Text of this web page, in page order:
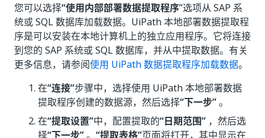
您可以选择“使用内部部署数据提取程序”选项从 SAP 系
统或 SQL 数据库加载数据。UiPath 本地部署数据提取程
序是可以安装在本地计算机上的独立应用程序。它将连接
到您的 SAP 系统或 SQL 数据库，并从中提取数据。有关
更多信息，请参阅使用 UiPath 数据提取程序加载数据。
在“连接”步骤中，选择使用 UiPath 本地部署数据
提取程序创建的数据源，然后选择“下一步”。
在“提取设置”中，配置提取的“日期范围” ，然后选
择“下一步”。 “提取表格”页面将打开，其中显示在